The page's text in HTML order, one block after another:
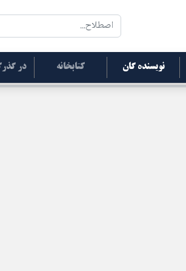
نویسنده گان کتابخانه در